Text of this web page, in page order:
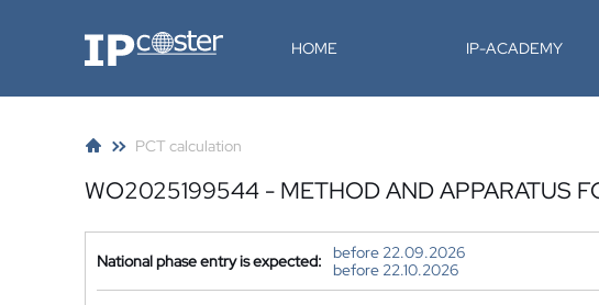
IP-Coster HOME IP-ACADEMY
PCT calculation
WO2025199544 - METHOD AND APPARATUS
National phase entry is expected:
before 22.09.2026
before 22.10.2026